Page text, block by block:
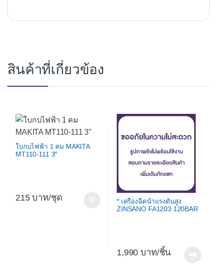
สินค้าที่เกี่ยวข้อง
ใบกบไฟฟ้า 1 คม MAKITA
MT110-111 3″
215 /ชุด
* เครื่องฉีดน้ำแรงดันสูง
ZINSANO FA1203 120BAR
1,990 /ชิ้น